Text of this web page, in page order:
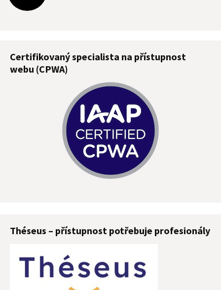
pro
příspěvky
Certifikovaný specialista na přístupnost
webu (CPWA)
Théseus – přístupnost potřebuje profesionály